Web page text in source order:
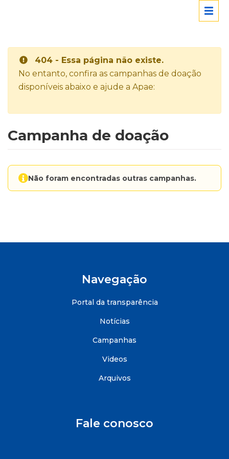
404 - Essa página não existe.
No entanto, confira as campanhas de doação
disponíveis abaixo e ajude a Apae:
Campanha de doação
Não foram encontradas outras campanhas.
Navegação
Portal da transparência
Notícias
Campanhas
Videos
Arquivos
Fale conosco